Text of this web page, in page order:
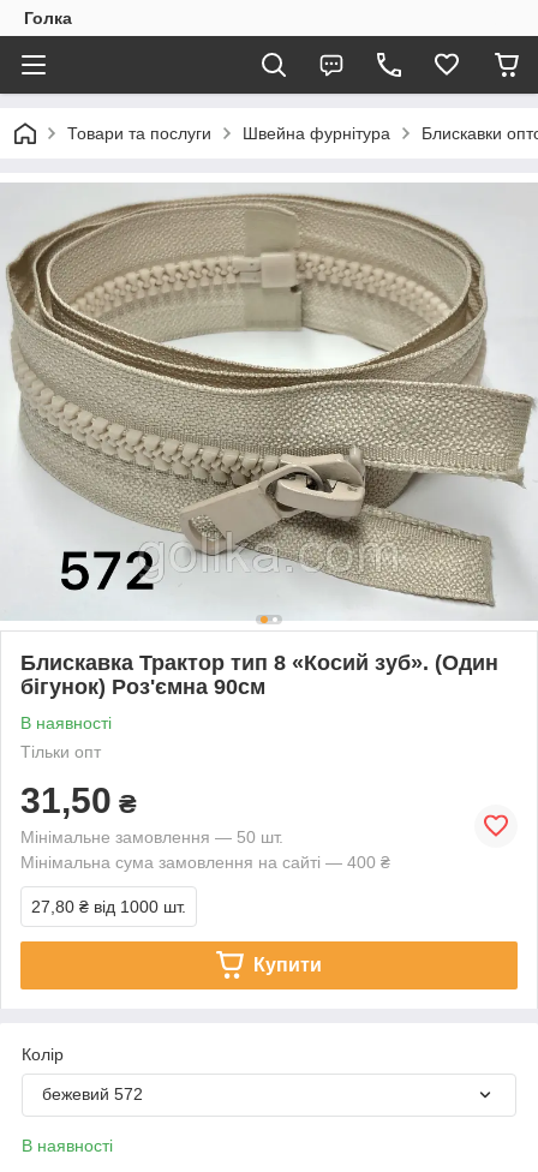
Голка
Товари та послуги Швейна фурнітура Блискавки
Блискавка Трактор тип 8 «Косий зуб». (Один
бігунок) Роз'ємна 90см
В наявності
Тільки опт
31,50 ₴
Мінімальне замовлення — 50 шт.
Мінімальна сума замовлення на сайті — 400 ₴
27,80 ₴ від 1000 шт.
Купити
Колір
бежевий 572
В наявності